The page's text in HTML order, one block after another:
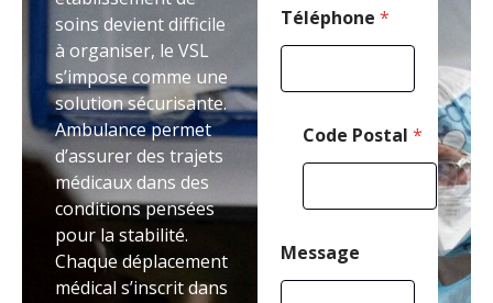
soins devient difficile
à organiser, le VSL
s’impose comme une
solution sécurisante.
Ambulance permet
d’assurer des trajets
médicaux dans des
conditions pensées
pour la stabilité.
Chaque déplacement
médical s’inscrit dans
Téléphone *
n
e
Code Postal *
Message